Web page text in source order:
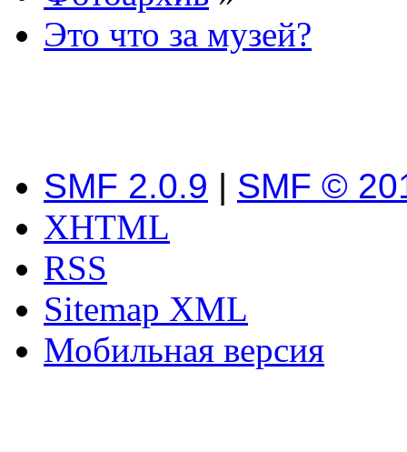
Это что за музей?
SMF 2.0.9 | SMF ©
XHTML
RSS
Sitemap XML
Мобильная версия